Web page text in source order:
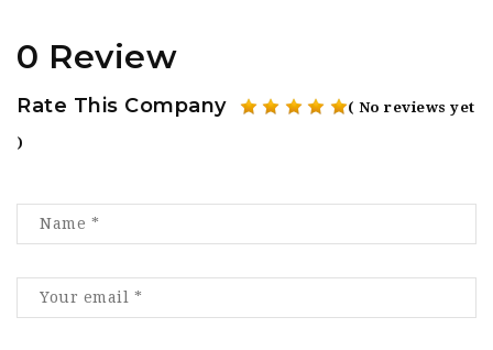
0 Review
Rate This Company ( No reviews yet
)